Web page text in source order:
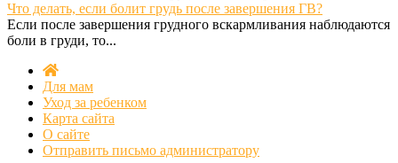
Что делать, если болит грудь после завершения ГВ?
Если после завершения грудного вскармливания наблюдаются
боли в груди, то...
Для мам
Уход за ребенком
Карта сайта
О сайте
Отправить письмо администратору